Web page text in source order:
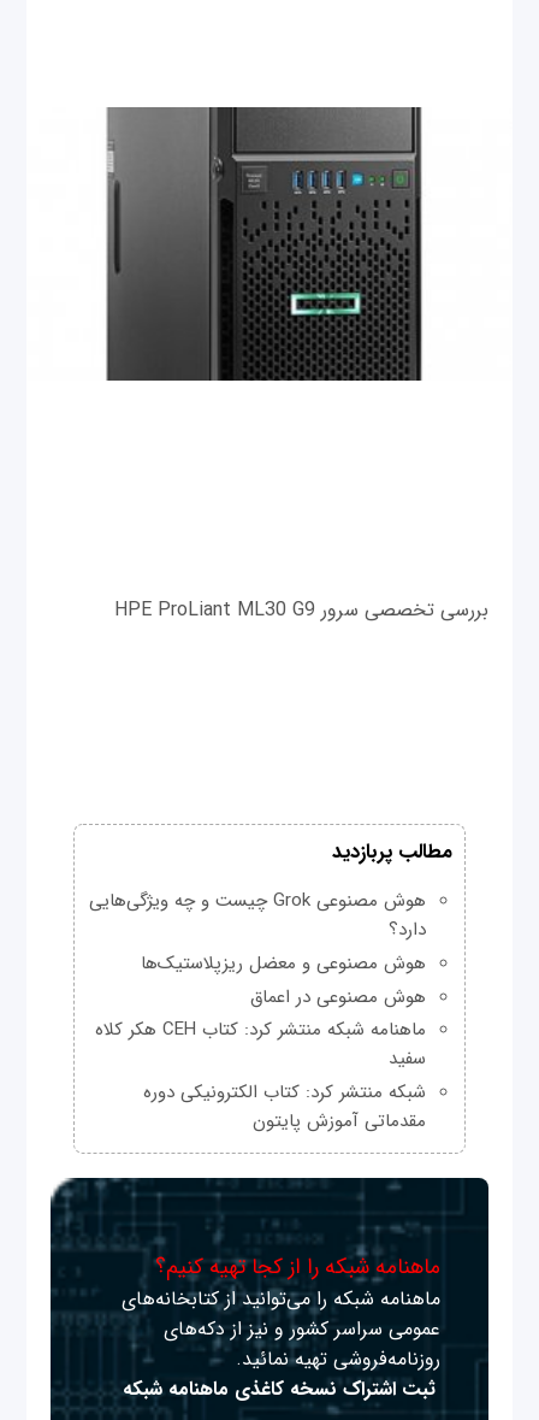
بررسی تخصصی سرور HPE ProLiant ML30 G9
مطالب پربازدید
هوش مصنوعی Grok چیست و چه ویژگی‌هایی
دارد؟
هوش مصنوعی و معضل ریزپلاستیک‌ها
هوش مصنوعی در اعماق
ماهنامه شبکه منتشر کرد: کتاب CEH هکر کلاه
سفید
شبکه منتشر کرد: کتاب الکترونیکی دوره
مقدماتی آموزش پایتون
ماهنامه شبکه را از کجا تهیه کنیم؟
ماهنامه شبکه را می‌توانید از کتابخانه‌های
عمومی سراسر کشور و نیز از دکه‌های
روزنامه‌فروشی تهیه نمائید.
ثبت اشتراک نسخه کاغذی ماهنامه شبکه